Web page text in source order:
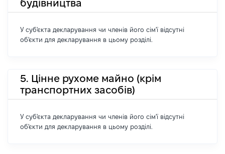
будівництва
У суб'єкта декларування чи членів його сім'ї відсутні
об'єкти для декларування в цьому розділі.
5. Цінне рухоме майно (крім
транспортних засобів)
У суб'єкта декларування чи членів його сім'ї відсутні
об'єкти для декларування в цьому розділі.